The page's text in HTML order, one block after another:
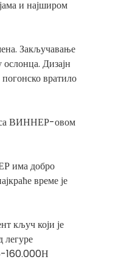
и најширом
Закључавање
Дизајн
вратило
са ВИННЕР-овом
има добро
време је
кључ који је
легуре
160.000Н